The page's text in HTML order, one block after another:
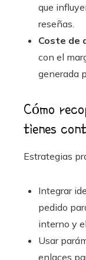
que
reseñas.
Coste de
con el
generada
Cómo
tienes
Estrategias
Integrar
pedido
interno y
Usar
enlaces